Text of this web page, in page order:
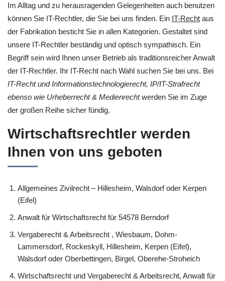
Im Alltag und zu herausragenden Gelegenheiten auch benutzen
können Sie IT-Rechtler, die Sie bei uns finden. Ein IT-Recht aus
der Fabrikation besticht Sie in allen Kategorien. Gestaltet sind
unsere IT-Rechtler beständig und optisch sympathisch. Ein
Begriff sein wird Ihnen unser Betrieb als traditionsreicher Anwalt
der IT-Rechtler. Ihr IT-Recht nach Wahl suchen Sie bei uns. Bei
IT-Recht und Informationstechnologierecht, IP/IT-Strafrecht
ebenso wie Urheberrecht & Medienrechtwerden Sie im Zuge
der großen Reihe sicher fündig.
Wirtschaftsrechtler werden
Ihnen von uns geboten
Allgemeines Zivilrecht – Hillesheim, Walsdorf oder Kerpen
(Eifel)
Anwalt für Wirtschaftsrecht für 54578 Berndorf
Vergaberecht & Arbeitsrecht , Wiesbaum, Dohm-
Lammersdorf, Rockeskyll, Hillesheim, Kerpen (Eifel),
Walsdorf oder Oberbettingen, Birgel, Oberehe-Stroheich
Wirtschaftsrecht und Vergaberecht & Arbeitsrecht, Anwalt für